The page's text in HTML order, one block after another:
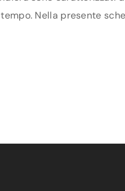
Nella presente